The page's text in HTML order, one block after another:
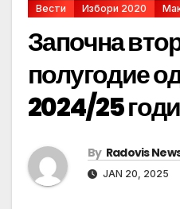
Вести Избори 2020
Започна
полугодие
2024/25
By Radovis
JAN 20, 2025